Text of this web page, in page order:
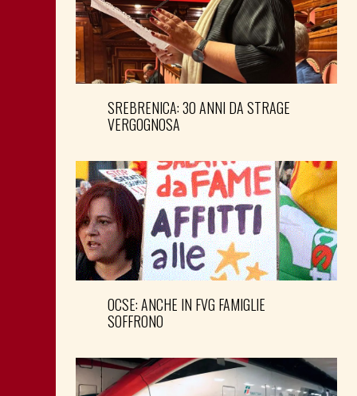
SREBRENICA: 30 ANNI DA STRAGE
VERGOGNOSA
OCSE: ANCHE IN FVG FAMIGLIE
SOFFRONO